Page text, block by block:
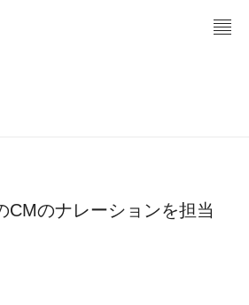
CMのナレーションを担当